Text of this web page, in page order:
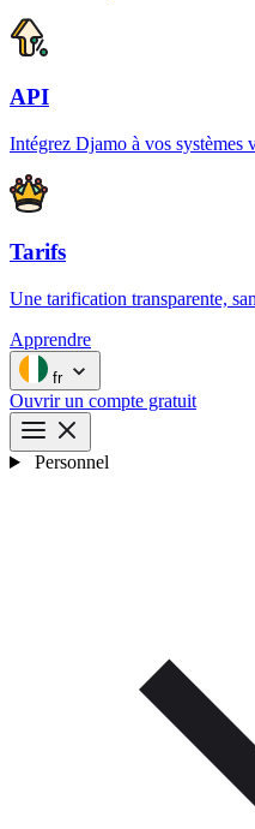
API
Intégrez Djamo à vos systèmes
Tarifs
Une tarification transparente,
Apprendre
fr
Ouvrir un compte gratuit
Personnel